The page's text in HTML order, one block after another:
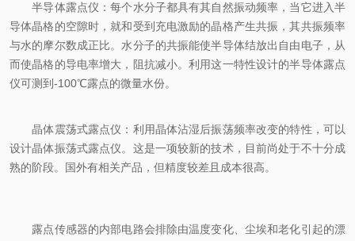
半导体露点仪：每个水分子都具有其自然振动频率，当它进入半
导体晶格的空隙时，就和受到充电激励的晶格产生共振，其共振频率
与水的摩尔数成正比。水分子的共振能使半导体结放出自由电子，从
而使晶格的导电率增大，阻抗减小。利用这一特性设计的半导体露点
仪可测到-100℃露点的微量水份。
晶体震荡式露点仪：利用晶体沾湿后振荡频率改变的特性，可以
设计晶体振荡式露点仪。这是一项较新的技术，目前尚处于不十分成
熟的阶段。国外有相关产品，但精度较差且成本很高。
露点传感器的内部电路会排除由温度变化、尘埃和老化引起的漂